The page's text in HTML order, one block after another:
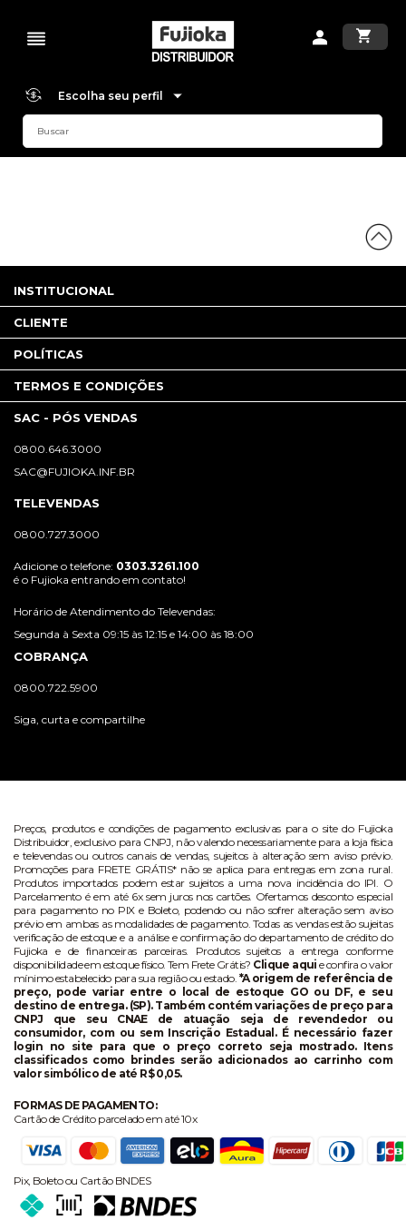
Escolha seu perfil
INSTITUCIONAL
CLIENTE
POLÍTICAS
TERMOS E CONDIÇÕES
SAC - PÓS VENDAS
0800.646.3000
SAC@FUJIOKA.INF.BR
TELEVENDAS
0800.727.3000
Adicione o telefone: 0303.3261.100
é o Fujioka entrando em contato!
Horário de Atendimento do Televendas:
Segunda à Sexta 09:15 às 12:15 e 14:00 às 18:00
COBRANÇA
0800.722.5900
Siga, curta e compartilhe
Preços, produtos e condições de pagamento exclusivas para o site do Fujioka
Distribuidor, exclusivo para CNPJ, não valendo necessariamente para a loja física
e televendas ou outros canais de vendas, sujeitos à alteração sem aviso prévio.
Promoções para FRETE GRÁTIS* não se aplica para entregas em zona rural.
Produtos importados podem estar sujeitos a uma nova incidência do IPI. O
Parcelamento é em até 6x sem juros nos cartões. Ofertamos desconto especial
para pagamento no PIX e Boleto, podendo ou não sofrer alteração sem aviso
prévio em ambas as modalidades de pagamento. Todas as vendas estão sujeitas
verificação de estoque e a análise e confirmação do departamento de crédito do
Fujioka e de financeiras parceiras. Produtos sujeitos a entrega conforme
disponibilidade em estoque físico. Tem Frete Grátis? Clique aqui e confira o valor
mínimo estabelecido para sua região ou estado. *A origem de referência de
preço, pode variar entre o local de estoque GO ou DF, e seu
destino de entrega. (SP). Também contém variações de preço para
CNPJ que seu CNAE de atuação seja de revendedor ou
consumidor, com ou sem Inscrição Estadual. É necessário fazer
login no site para que o preço correto seja mostrado. Itens
classificados como brindes serão adicionados ao carrinho com
valor simbólico de até R$ 0,05.
FORMAS DE PAGAMENTO:
Cartão de Crédito parcelado em até 10x
Pix, Boleto ou Cartão BNDES